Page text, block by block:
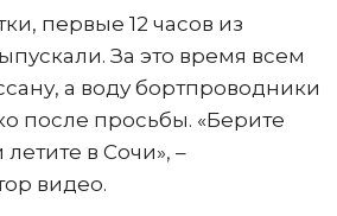
первые 12 часов из
За это время всем
а воду бортпроводники
после просьбы. «Берите
в Сочи», –
видео.